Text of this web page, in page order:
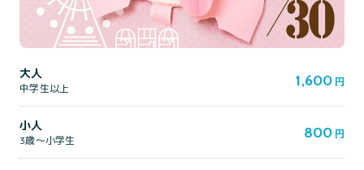
大人
中学生以上 1,600 円
小人
3歳～小学生 800 円